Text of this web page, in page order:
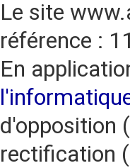
Le site
référence :
En
d'opposition
rectification